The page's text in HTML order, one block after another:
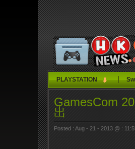
PLAYSTATION
GamesCom
出
Posted : Aug - 21 - 2013 @ :